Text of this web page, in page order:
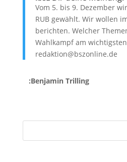
Vom 5. bis 9. Dezember
RUB gewählt. Wir wollen
berichten. Welcher
Wahlkampf am
:Benjamin Trilling